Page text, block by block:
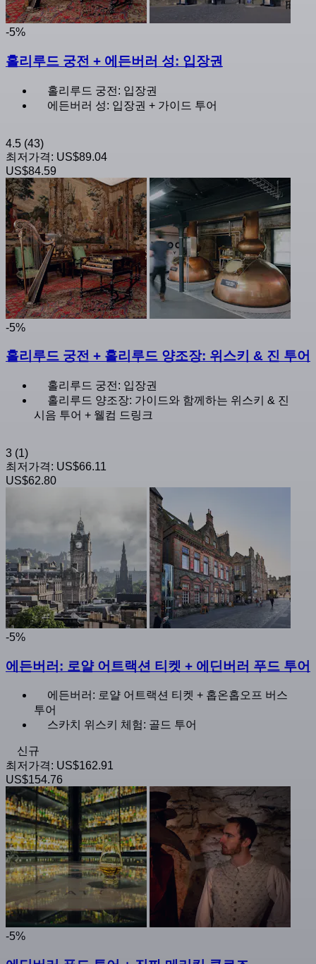
-5%
홀리루드 궁전 + 에든버러 성: 입장권
홀리루드 궁전: 입장권
에든버러 성: 입장권 + 가이드 투어
4.5 (43)
최저가격: US$89.04
US$84.59
-5%
홀리루드 궁전 + 홀리루드 양조장: 위스키 & 진 투어
홀리루드 궁전: 입장권
홀리루드 양조장: 가이드와 함께하는 위스키 & 진
시음 투어 + 웰컴 드링크
3 (1)
최저가격: US$66.11
US$62.80
-5%
에든버러: 로얄 어트랙션 티켓 + 에딘버러 푸드 투어
에든버러: 로얄 어트랙션 티켓 + 홉온홉오프 버스
투어
스카치 위스키 체험: 골드 투어
신규
최저가격: US$162.91
US$154.76
-5%